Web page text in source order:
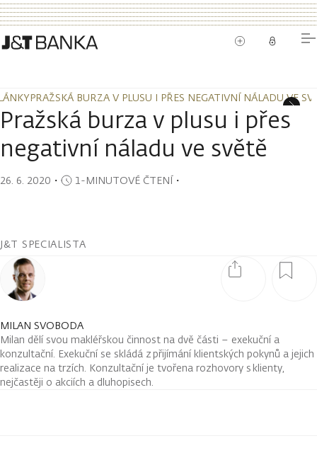
PRAŽSKÁ BURZA V PLUSU I PŘES NEGATIVNÍ NÁLADU VE
PRAŽSKÁ BURZA V PLUSU I PŘES NEGATIVNÍ NÁLADU VE
Pražská burza v plusu i přes
negativní náladu ve světě
26. 6. 2020 ・ 1-MINUTOVÉ ČTENÍ・
J&T SPECIALISTA
MILAN SVOBODA
Milan dělí svou makléřskou činnost na dvě části – exekuční a
konzultační. Exekuční se skládá z přijímání klientských pokynů a jejich
realizace na trzích. Konzultační je tvořena rozhovory s klienty,
nejčastěji o akciích a dluhopisech.